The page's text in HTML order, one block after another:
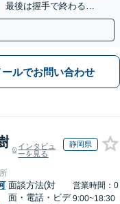
最後は握手で終わる円
対応】
ールでお問い合わせ
インタビュ
ーを見る
静岡県
面談方法(対
面・電話・ビデ
営業時間：0
9:00~18:30